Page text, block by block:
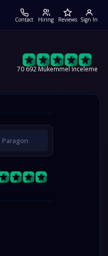
Contact Hiring Reviews Sign In
70 692 Mükemmel İnceleme
Paragon